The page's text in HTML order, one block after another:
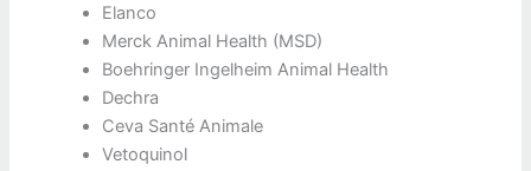
Elanco
Merck Animal Health (MSD)
Boehringer Ingelheim Animal Health
Dechra
Ceva Santé Animale
Vetoquinol